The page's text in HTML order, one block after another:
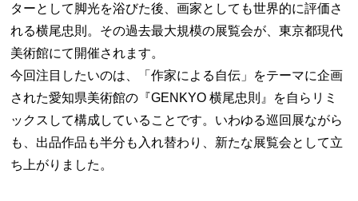
ターとして脚光を浴びた後、画家としても世界的に評価さ
れる横尾忠則。その過去最大規模の展覧会が、東京都現代
美術館にて開催されます。
今回注目したいのは、「作家による自伝」をテーマに企画
された愛知県美術館の『GENKYO 横尾忠則』を自らリミ
ックスして構成していることです。いわゆる巡回展ながら
も、出品作品も半分も入れ替わり、新たな展覧会として立
ち上がりました。